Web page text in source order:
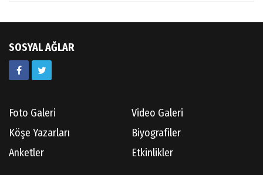
SOSYAL AĞLAR
Foto Galeri
Video Galeri
Köşe Yazarları
Biyografiler
Anketler
Etkinlikler